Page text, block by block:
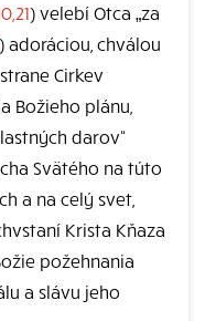
) velebí Otca „za
) adoráciou, chválou
Cirkev
Božieho plánu,
darov“
Svätého na túto
a na celý svet,
Krista Kňaza
požehnania
a slávu jeho